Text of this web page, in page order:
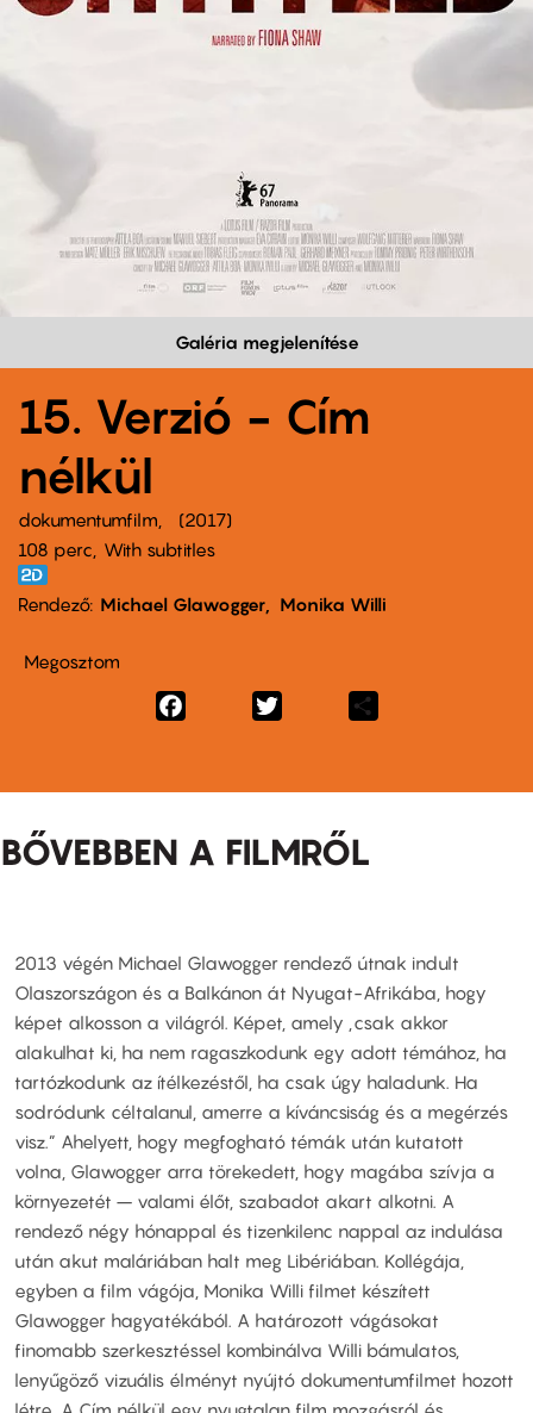
Galéria megjelenítése
15. Verzió - Cím
nélkül
dokumentumfilm
2017
108 perc,
With subtitles
Rendező Michael Glawogger Monika Willi
Megosztom
Facebook
BŐVEBBEN A FILMRŐL
2013 végén Michael Glawogger rendező útnak indult
Olaszországon és a Balkánon át Nyugat-Afrikába, hogy
képet alkosson a világról. Képet, amely „csak akkor
alakulhat ki, ha nem ragaszkodunk egy adott témához, ha
tartózkodunk az ítélkezéstől, ha csak úgy haladunk. Ha
sodródunk céltalanul, amerre a kíváncsiság és a megérzés
visz.” Ahelyett, hogy megfogható témák után kutatott
volna, Glawogger arra törekedett, hogy magába szívja a
környezetét – valami élőt, szabadot akart alkotni. A
rendező négy hónappal és tizenkilenc nappal az indulása
után akut maláriában halt meg Libériában. Kollégája,
egyben a film vágója, Monika Willi filmet készített
Glawogger hagyatékából. A határozott vágásokat
finomabb szerkesztéssel kombinálva Willi bámulatos,
lenyűgöző vizuális élményt nyújtó dokumentumfilmet hozott